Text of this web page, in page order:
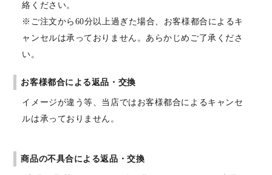
絡ください。
※ご注文から60分以上過ぎた場合、お客様都合によるキ
ャンセルは承っておりません。あらかじめご了承くださ
い。
お客様都合による返品・交換
イメージが違う等、当店ではお客様都合によるキャンセ
ルは承っておりません。
商品の不具合による返品・交換